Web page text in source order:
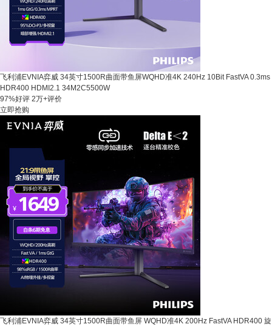
飞利浦EVNIA弈威 34英寸1500R曲面带鱼屏WQHD准4K 240Hz 10Bit FastVA 0.3ms
HDR400 HDMI2.1 34M2C5500W
97%好评 2万+评价
立即抢购
飞利浦EVNIA弈威 34英寸1500R曲面带鱼屏 WQHD准4K 200Hz FastVA HDR400 旋